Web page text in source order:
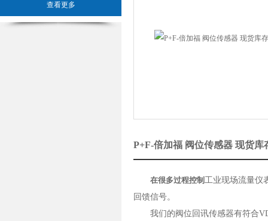
查看更多
P+F-倍加福 阀位传感器 现货
在很多过程控制 工业现场流量仪
回馈信号。
我们的阀位回讯传感器有符合